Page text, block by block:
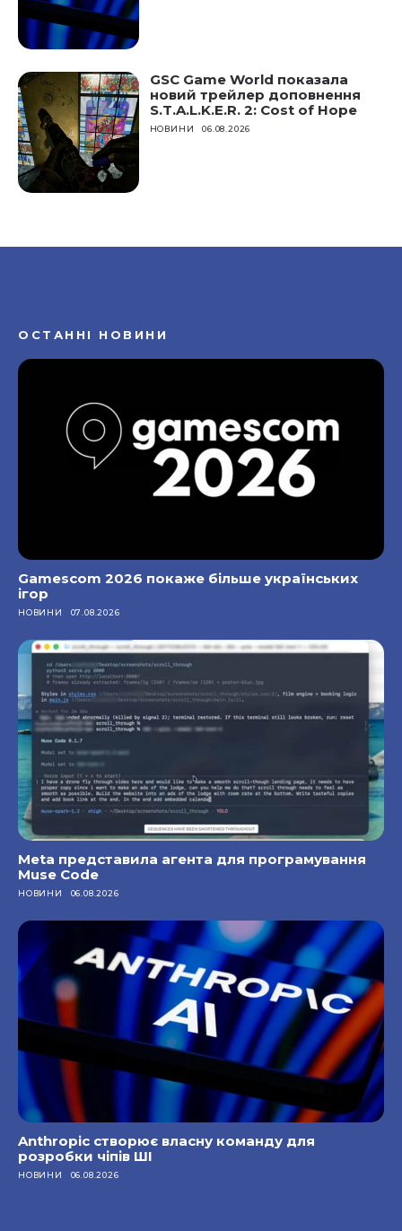
GSC Game World показала
новий трейлер доповнення
S.T.A.L.K.E.R. 2: Cost of Hope
НОВИНИ 06.08.2026
ОСТАННІ НОВИНИ
Gamescom 2026 покаже більше українських
ігор
НОВИНИ 07.08.2026
Meta представила агента для програмування
Muse Code
НОВИНИ 06.08.2026
Anthropic створює власну команду для
розробки чіпів ШІ
НОВИНИ 06.08.2026